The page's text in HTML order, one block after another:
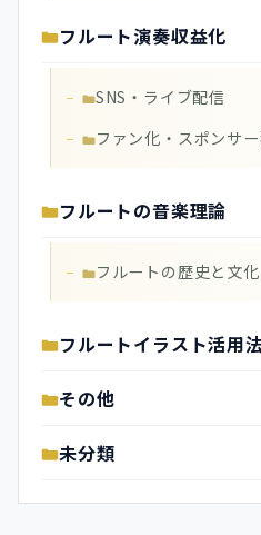
フルート演奏収益化
SNS・ライブ配信
ファン化・スポンサ
フルートの音楽理論
フルートの歴史と文化
フルートイラスト活用
その他
未分類